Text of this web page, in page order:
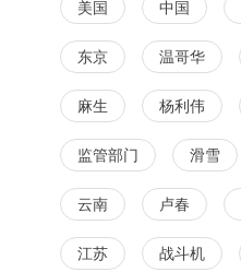
美国 中国
东京 温哥华
麻生 杨利伟
监管部门 滑雪
云南 卢春
江苏 战斗机